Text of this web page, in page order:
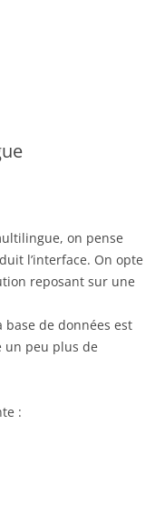
on pense
l’interface. On opte
reposant sur une
de données est
un peu plus de
: